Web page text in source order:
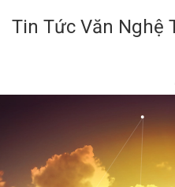
Tin Tức Văn Nghệ